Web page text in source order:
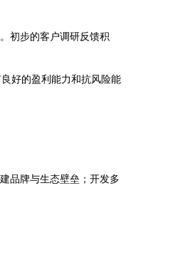
初步的客户调研反馈积
好的盈利能力和抗风险能
品牌与生态壁垒；开发多